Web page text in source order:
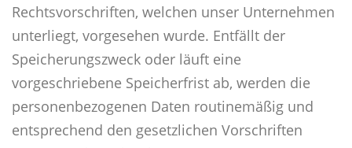
Rechtsvorschriften, welchen unser Unternehmen
unterliegt, vorgesehen wurde. Entfällt der
Speicherungszweck oder läuft eine
vorgeschriebene Speicherfrist ab, werden die
personenbezogenen Daten routinemäßig und
entsprechend den gesetzlichen Vorschriften